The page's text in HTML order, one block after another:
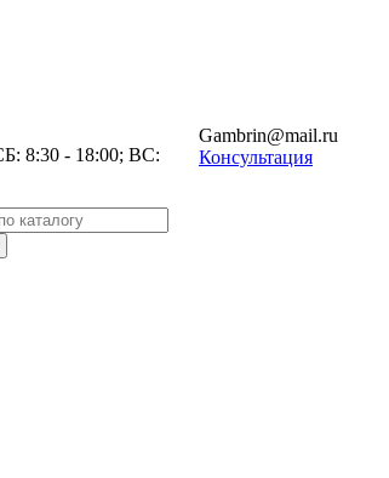
8:30 - 18:00; ВС:
Gambrin@mail.ru
Консультация